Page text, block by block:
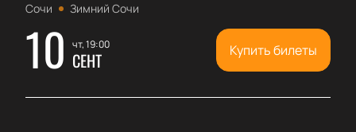
Сочи Зимний Сочи
10 чт, 19:00
СЕНТ Купить билеты